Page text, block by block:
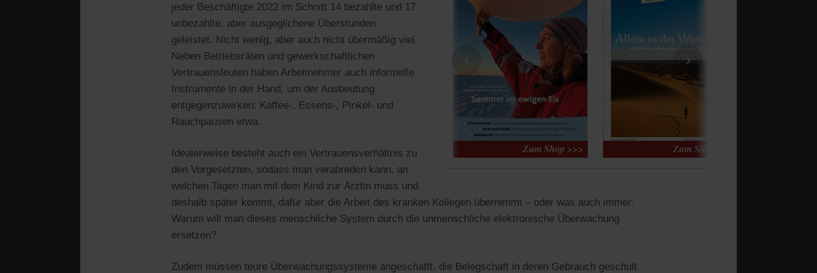
‹ ›
jeder Beschäftigte 2022 im Schnitt 14 bezahlte und 17
unbezahlte, aber ausgeglichene Überstunden
geleistet. Nicht wenig, aber auch nicht übermäßig viel.
Neben Betriebsräten und gewerkschaftlichen
Vertrauensleuten haben Arbeitnehmer auch informelle
Instrumente in der Hand, um der Ausbeutung
entgegenzuwirken: Kaffee-, Essens-, Pinkel- und
Rauchpausen etwa.
Idealerweise besteht auch ein Vertrauensverhältnis zu
den Vorgesetzten, sodass man verabreden kann, an
welchen Tagen man mit dem Kind zur Ärztin muss und
deshalb später kommt, dafür aber die Arbeit des kranken Kollegen übernimmt – oder was auch immer.
Warum will man dieses menschliche System durch die unmenschliche elektronische Überwachung
ersetzen?
Zudem müssen teure Überwachungssysteme angeschafft, die Belegschaft in deren Gebrauch geschult